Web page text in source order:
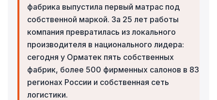
фабрика выпустила первый матрас под
собственной маркой. За 25 лет работы
компания превратилась из локального
производителя в национального лидера:
сегодня у Орматек пять собственных
фабрик, более 500 фирменных салонов в 83
регионах России и собственная сеть
логистики.